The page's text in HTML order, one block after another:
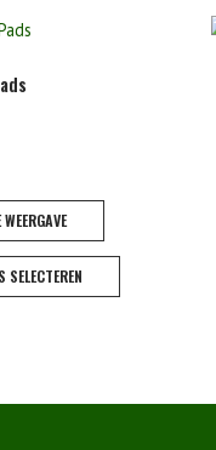
WEERGAVE
SELECTEREN